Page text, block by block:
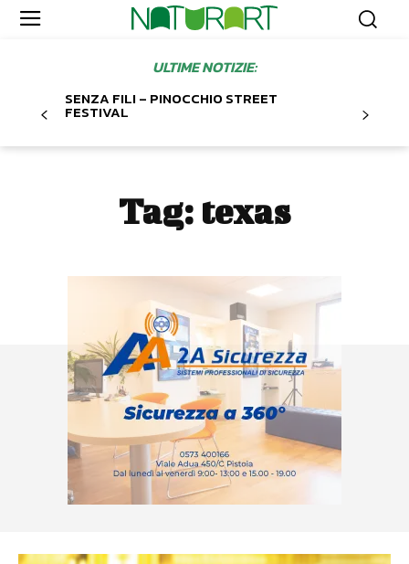
ULTIME NOTIZIE:
SENZA FILI – PINOCCHIO STREET
FESTIVAL
Tag: texas